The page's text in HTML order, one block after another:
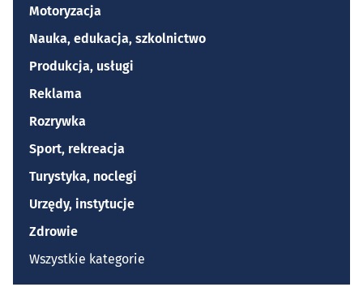
Motoryzacja
Nauka, edukacja, szkolnictwo
Produkcja, usługi
Reklama
Rozrywka
Sport, rekreacja
Turystyka, noclegi
Urzędy, instytucje
Zdrowie
Wszystkie kategorie